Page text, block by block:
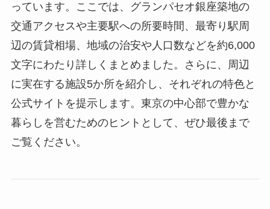
っています。ここでは、グランパセオ銀座築地の
交通アクセスや主要駅への所要時間、最寄り駅周
辺の賃貸相場、地域の治安や人口数などを約6,000
文字にわたり詳しくまとめました。さらに、周辺
に実在する施設5か所を紹介し、それぞれの特色と
公式サイトを提示します。東京の中心部で豊かな
暮らしを営むためのヒントとして、ぜひ最後まで
ご覧ください。